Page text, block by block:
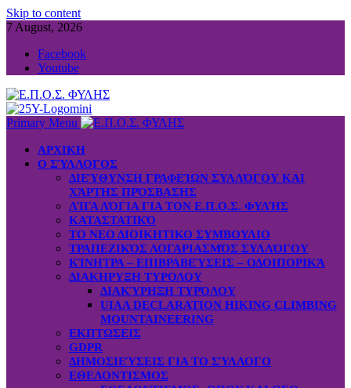
Skip to content
7 August, 2026
Facebook
Youtube
Primary Menu
ΑΡΧΙΚΗ
Ο ΣΎΛΛΟΓΟΣ
ΔΙΕΎΘΥΝΣΗ ΓΡΑΦΕΊΩΝ ΣΥΛΛΌΓΟΥ ΚΑΙ
ΧΆΡΤΗΣ ΠΡΌΣΒΑΣΗΣ
ΛΊΓΑ ΛΌΓΙΑ ΓΙΑ ΤΟΝ Ε.Π.Ο.Σ. ΦΥΛΉΣ
ΚΑΤΑΣΤΑΤΙΚΌ
ΤΟ ΝΕΟ ΔΙΟΙΚΗΤΙΚΟ ΣΥΜΒΟΥΛΙΟ
ΤΡΑΠΕΖΙΚΌΣ ΛΟΓΑΡΙΑΣΜΌΣ ΣΥΛΛΌΓΟΥ
ΚΊΝΗΤΡΑ – ΕΠΙΒΡΑΒΕΎΣΕΙΣ – ΟΔΟΙΠΟΡΙΚΆ
ΔΙΑΚΗΡΥΞΗ ΤΥΡΟΛΟΥ
ΔΙΑΚΎΡΗΞΗ ΤΥΡΌΛΟΥ
UIAA DECLARATION HIKING CLIMBING
MOUNTAINEERING
ΕΚΠΤΩΣΕΙΣ
GDPR
ΔΗΜΟΣΙΕΎΣΕΙΣ ΓΙΑ ΤΟ ΣΎΛΛΟΓΟ
ΕΘΕΛΟΝΤΙΣΜΟΣ